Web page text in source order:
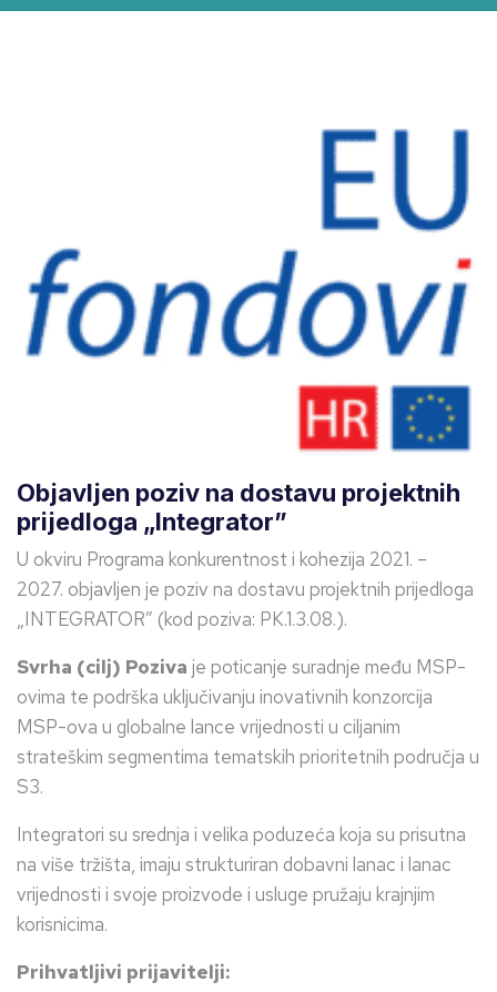
Objavljen poziv na dostavu projektnih
prijedloga „Integrator”
U okviru Programa konkurentnost i kohezija 2021. –
2027. objavljen je poziv na dostavu projektnih prijedloga
„INTEGRATOR” (kod poziva: PK.1.3.08.).
Svrha (cilj) Poziva je poticanje suradnje među MSP-
ovima te podrška uključivanju inovativnih konzorcija
MSP-ova u globalne lance vrijednosti u ciljanim
strateškim segmentima tematskih prioritetnih područja u
S3.
Integratori su srednja i velika poduzeća koja su prisutna
na više tržišta, imaju strukturiran dobavni lanac i lanac
vrijednosti i svoje proizvode i usluge pružaju krajnjim
korisnicima.
Prihvatljivi prijavitelji: